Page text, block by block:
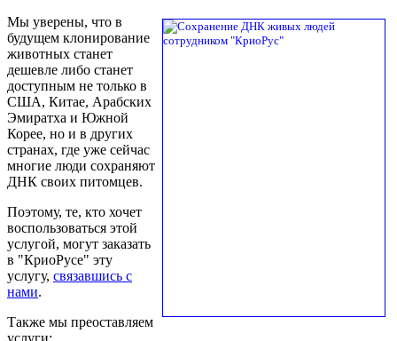
Мы уверены, что в
будущем клонирование
животных станет
дешевле либо станет
доступным не только в
США, Китае, Арабских
Эмиратха и Южной
Корее, но и в других
странах, где уже сейчас
многие люди сохраняют
ДНК своих питомцев.
Поэтому, те, кто хочет
воспользоваться этой
услугой, могут заказать
в "КриоРусе" эту
услугу, связавшись с
нами.
Также мы преоставляем
услуги: